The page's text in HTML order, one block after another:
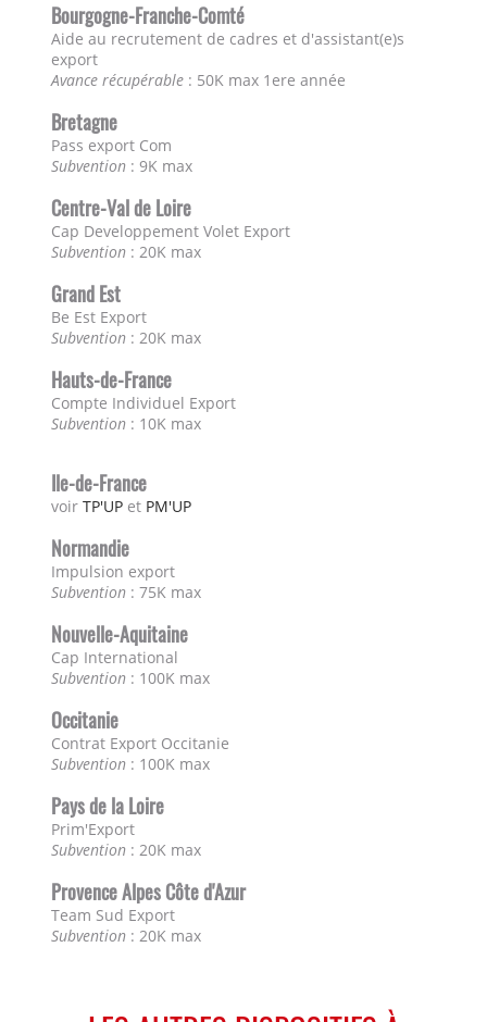
Bourgogne-Franche-Comté
Aide au recrutement de cadres et d'assistant(e)s
export
Avance récupérable : 50K max 1ere année
Bretagne
Pass export Com
Subvention : 9K max
Centre-Val de Loire
Cap Developpement Volet Export
Subvention : 20K max
Grand Est
Be Est Export
Subvention : 20K max
Hauts-de-France
Compte Individuel Export
Subvention : 10K max
Ile-de-France
voirTP'UP et PM'UP
Normandie
Impulsion export
Subvention : 75K max
Nouvelle-Aquitaine
Cap International
Subvention : 100K max
Occitanie
Contrat Export Occitanie
Subvention : 100K max
Pays de la Loire
Prim'Export
Subvention : 20K max
Provence Alpes Côte d'Azur
Team Sud Export
Subvention : 20K max